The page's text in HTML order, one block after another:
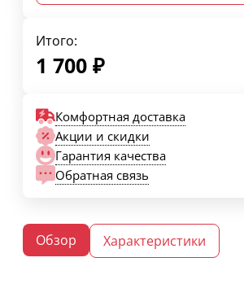
Итого:
1 700 ₽
Комфортная доставка
Акции и скидки
Гарантия качества
Обратная связь
Обзор Характеристики